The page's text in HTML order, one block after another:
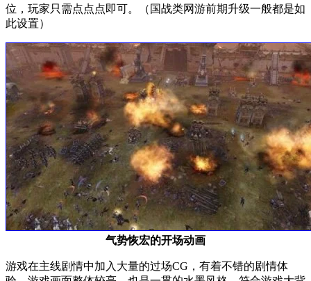
位，玩家只需点点点即可。（国战类网游前期升级一般都是如
此设置）
气势恢宏的开场动画
游戏在主线剧情中加入大量的过场CG，有着不错的剧情体